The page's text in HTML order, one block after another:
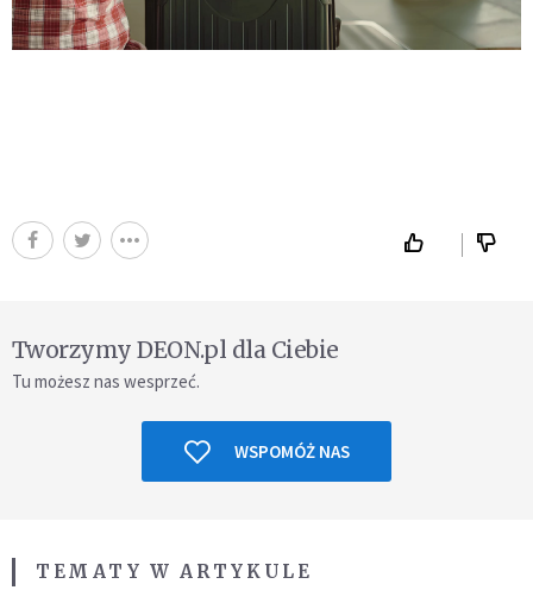
Tworzymy DEON.pl dla Ciebie
Tu możesz nas wesprzeć.
WSPOMÓŻ NAS
TEMATY W ARTYKULE